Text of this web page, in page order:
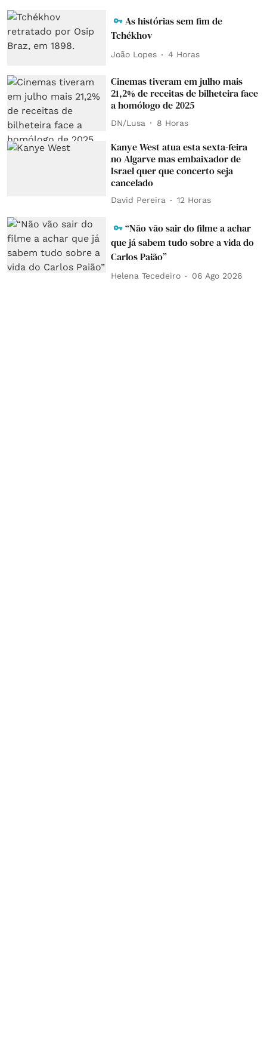
As histórias sem fim de
Tchékhov
João Lopes 4 Horas
Cinemas tiveram em julho mais
21,2% de receitas de bilheteira face
a homólogo de 2025
DN/Lusa 8 Horas
Kanye West atua esta sexta-feira
no Algarve mas embaixador de
Israel quer que concerto seja
cancelado
David Pereira 12 Horas
“Não vão sair do filme a achar
que já sabem tudo sobre a vida do
Carlos Paião”
Helena Tecedeiro 06 Ago 2026